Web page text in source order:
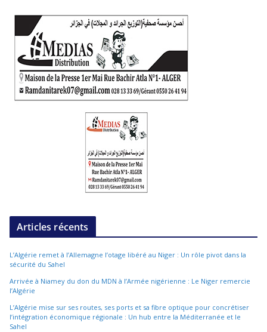
Articles récents
L’Algérie remet à l’Allemagne l’otage libéré au Niger : Un rôle pivot dans la
sécurité du Sahel
Arrivée à Niamey du don du MDN à l’Armée nigérienne : Le Niger remercie
l’Algérie
L’Algérie mise sur ses routes, ses ports et sa fibre optique pour concrétiser
l’intégration économique régionale : Un hub entre la Méditerranée et le
Sahel